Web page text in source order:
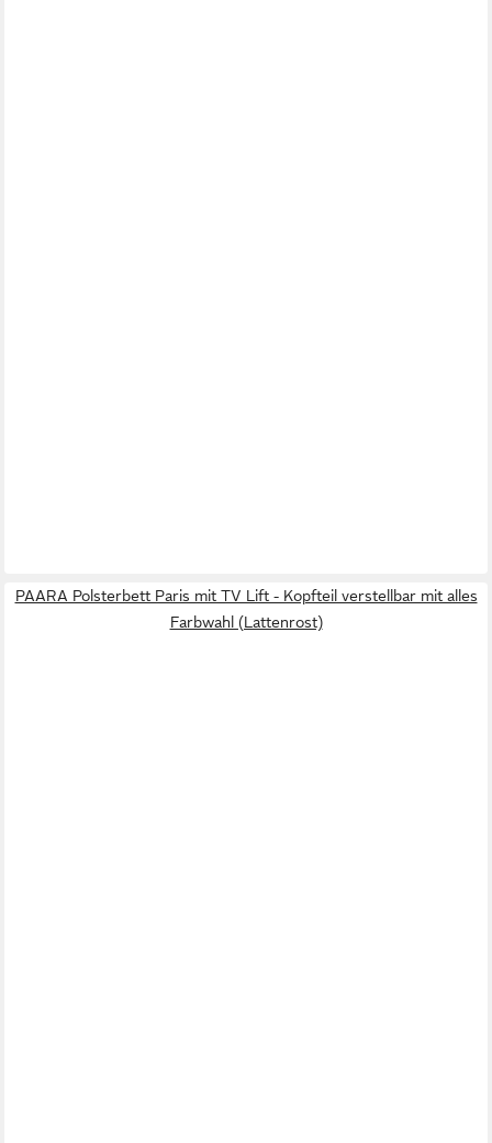
PAARA Polsterbett Paris mit TV Lift - Kopfteil verstellbar mit alles
Farbwahl (Lattenrost)